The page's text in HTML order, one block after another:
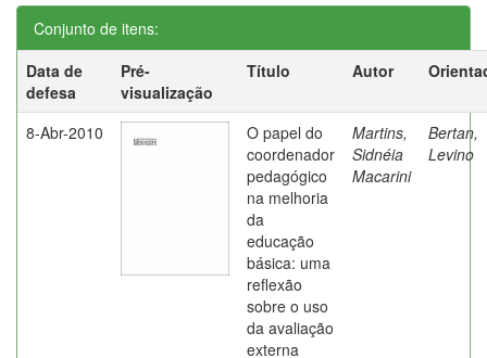
Conjunto de itens:
Data de
defesa
Pré-
visualização
Título Autor
8-Abr-2010
O papel do
coordenador
pedagógico
na melhoria
da
educação
básica: uma
reflexão
sobre o uso
da avaliação
externa
Martins,
Sidnéia
Macarini
Bertan,
Levino